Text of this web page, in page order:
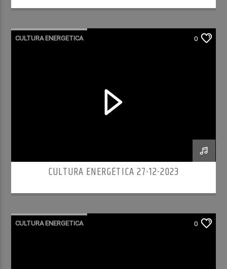
CULTURA ENERGETICA 0
CULTURA ENERGÉTICA 27-12-2023
CULTURA ENERGETICA 0